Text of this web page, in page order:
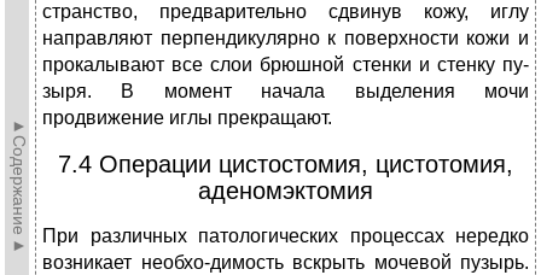
►Содержание►
странство, предварительно сдвинув кожу, иглу
направляют перпендикулярно к поверхности кожи и
прокалывают все слои брюшной стенки и стенку пу-
зыря. В момент начала выделения мочи
продвижение иглы прекращают.
7.4 Операции цистостомия, цистотомия,
аденомэктомия
При различных патологических процессах нередко
возникает необхо-димость вскрыть мочевой пузырь.